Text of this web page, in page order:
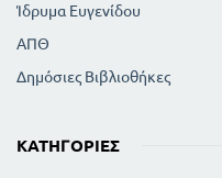
Ίδρυμα Ευγενίδου
ΑΠΘ
Δημόσιες Βιβλιοθήκες
ΚΑΤΗΓΟΡΊΕΣ